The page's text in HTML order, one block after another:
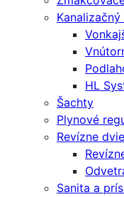
HL
Šachty
Plynové
Revízne
Sanita a